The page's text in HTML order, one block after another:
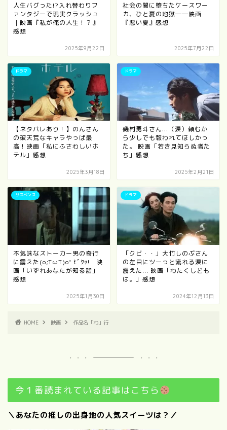
人生バグった!?入れ替わりフ
ァンタジーで現実クラッシュ
｜映画『私が俺の人生！？』
感想
2025年9月22日
社会の闇に堕ちたケースワー
カ、ひと夏の地獄──映画
『悪い夏』感想
2025年7月22日
ドラマ
【ネタバレあり！】のんさん
の破天荒なキャラやっぱ最
高！映画「私にふさわしいホ
テル」感想
2025年3月18日
ドラマ
磯村勇斗さん...（涙）頼むか
ら少しでも報われてほしかっ
た。 映画「若き見知らぬ者た
ち」感想
2025年2月21日
サスペンス
不気味なストーカー男の奇行
に震えた(o;TωT)o" ﾋﾞｸｯ! 映
画「いずれあなたが知る話」
感想
2025年1月30日
ドラマ
「クビ・・」大竹しのぶさん
の左目にツーっと流れる涙に
震えた... 映画「わたくしども
は。」感想
2024年12月13日
HOME 映画 作品名「わ」行
今１番読まれている記事はこちら
＼あなたの推しの出身地の人気スイーツは？／